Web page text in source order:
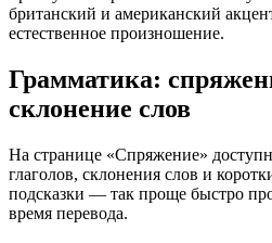
британский и американский
естественное произношение.
Грамматика:
склонение слов
На странице «Спряжение»
глаголов, склонения слов и
подсказки — так проще быстро
время перевода.